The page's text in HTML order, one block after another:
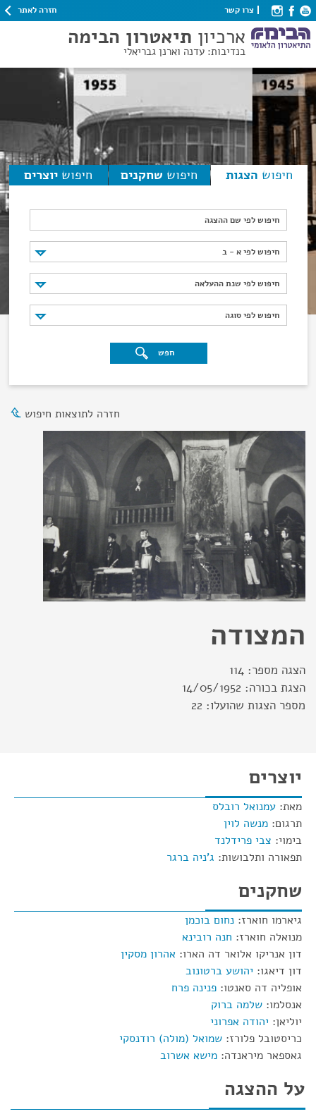
צרו קשר חזרה לאתר
ארכיון תיאטרון הבימה
בנדיבות: עדנה וארנן גבריאלי
חיפוש הצגות חיפוש שחקנים חיפוש יוצרים
חיפוש לפי שם ההצגה
חיפוש לפי א - ב
חיפוש לפי א - ב
חיפוש לפי שנת ההעלאה
חיפוש לפי שנת ההעלאה
חיפוש לפי סוגה
חיפוש לפי סוגה
חפש
חזרה לתוצאות חיפוש
המצודה
הצגה מספר: 114
הצגת בכורה: 14/05/1952
מספר הצגות שהועלו: 22
יוצרים
מאת: עמנואל רובלס
תרגום: מנשה לוין
בימוי: צבי פרידלנד
תפאורה ותלבושות: ג'ניה ברגר
שחקנים
גיארמו חוארז: נחום בוכמן
מנואלה חוארז: חנה רובינא
דון אנריקו אלואר דה הארו: אהרון מסקין
דון דיאגו: יהושע ברטונוב
אופליה דה סאנטו: פנינה פרח
אנסלמו: שלמה ברוק
יוליאן: יהודה אפרוני
כריסטובל פלורז: שמואל (מולה) רודנסקי
גאספאר מיראנדה: מישא אשרוב
על ההצגה